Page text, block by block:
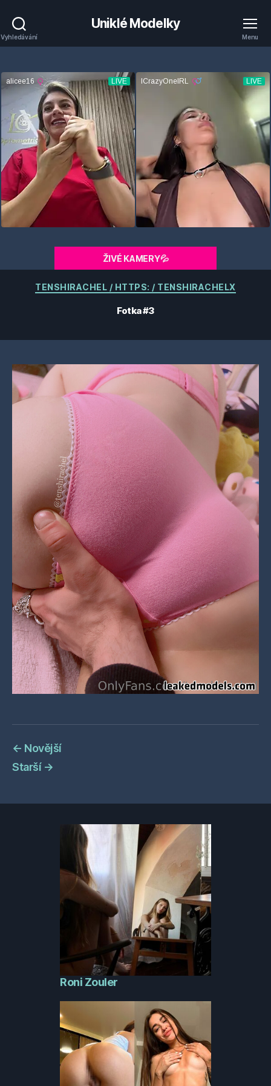
Vyhledávání
Uniklé Modelky
Menu
ŽIVÉ KAMERY💦
Kategorie
TENSHIRACHEL / HTTPS: / TENSHIRACHELX
Fotka #3
← Novější
Starší →
Roni Zouler